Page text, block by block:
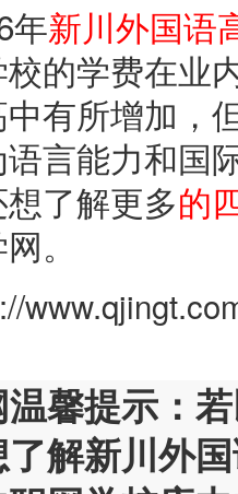
年新川外国语
的学费在业
有所增加，
言能力和国
了解更多的
。
馨提示：
解新川外